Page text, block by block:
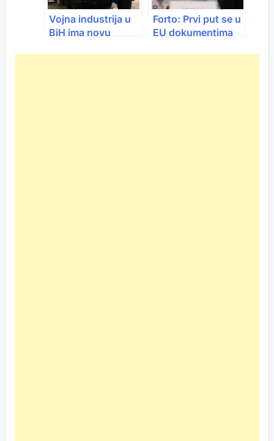
Vojna industrija u
BiH ima novu
Forto: Prvi put se u
EU dokumentima